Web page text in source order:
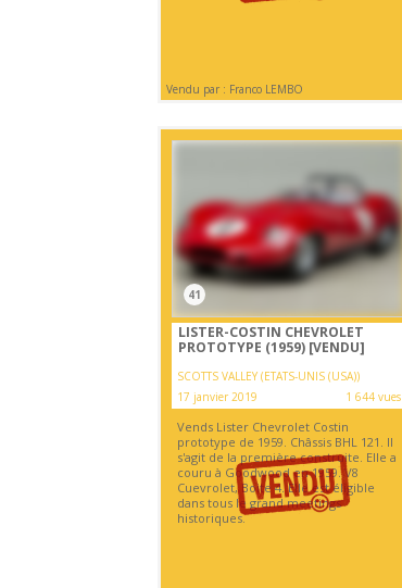
Vendu par : Franco LEMBO
41
LISTER-COSTIN CHEVROLET
PROTOTYPE (1959) [VENDU]
SCOTTS VALLEY (ETATS-UNIS (USA))
17 janvier 2019
1 644 vues
Vends Lister Chevrolet Costin
prototype de 1959. Châssis BHL 121. Il
s'agit de la première construite. Elle a
couru à Goodwood en 1959. V8
Cuevrolet, Boite 4. Elle est éligible
dans tous le grand meetings
historiques.